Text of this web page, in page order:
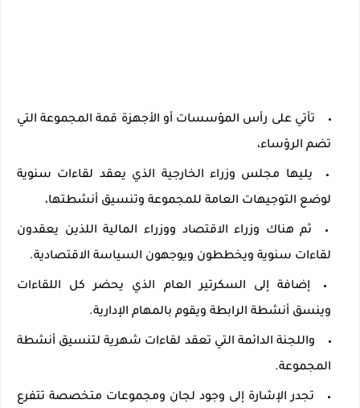
تأتي على رأس المؤسسات أو الأجهزة قمة المجموعة التي
تضم الرؤساء،
يليها مجلس وزراء الخارجية الذي يعقد لقاءات سنوية
لوضع التوجيهات العامة للمجموعة وتنسيق أنشطتها،
ثم هناك وزراء الاقتصاد ووزراء المالية اللذين يعقدون
لقاءات سنوية ويخططون ويوجهون السياسة الاقتصادية.
إضافة إلى السكرتير العام الذي يحضر كل اللقاءات
وينسق أنشطة الرابطة ويقوم بالمهام الإدارية.
واللجنة الدائمة التي تعقد لقاءات شهرية لتنسيق أنشطة
المجموعة.
تجدر الإشارة إلى وجود لجان ومجموعات متخصصة تتفرع